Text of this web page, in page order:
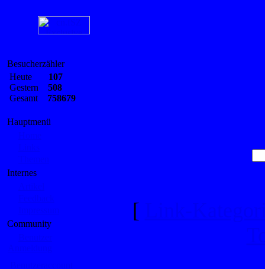
Besucherzähler
Heute 107
Gestern 508
Gesamt 758679
Hauptmenü
Internes
Community
[